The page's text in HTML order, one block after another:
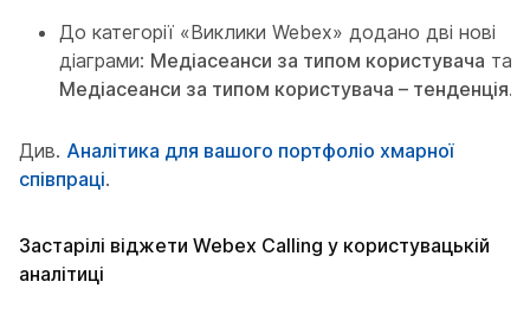
До категорії «Виклики Webex» додано дві нові
діаграми: Медіасеанси за типом користувача та
Медіасеанси за типом користувача – тенденція.
Див. Аналітика для вашого портфоліо хмарної
співпраці.
Застарілі віджети Webex Calling у користувацькій
аналітиці